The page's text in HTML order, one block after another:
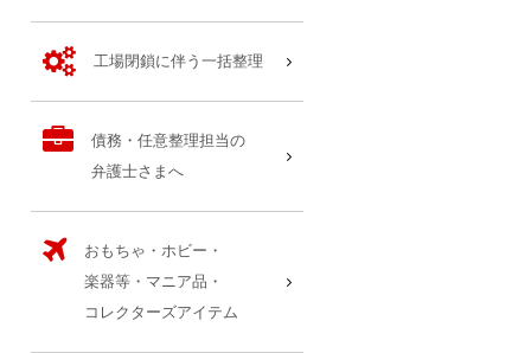
工場閉鎖に伴う一括整理
債務・任意整理担当の
弁護士さまへ
おもちゃ・ホビー・
楽器等・マニア品・
コレクターズアイテム